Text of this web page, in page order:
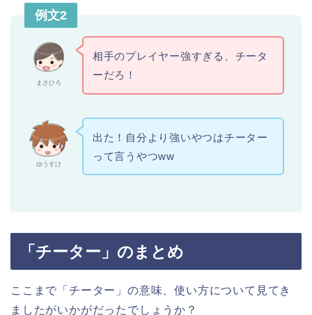
例文2
まさひろ
相手のプレイヤー強すぎる、チータ
ーだろ！
ゆうすけ
出た！自分より強いやつはチーター
って言うやつww
「チーター」のまとめ
ここまで「チーター」の意味、使い方について見てき
ましたがいかがだったでしょうか？